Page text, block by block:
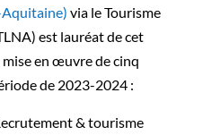
via le Tourisme
est lauréat de cet
en œuvre de cinq
de 2023-2024 :
& tourisme